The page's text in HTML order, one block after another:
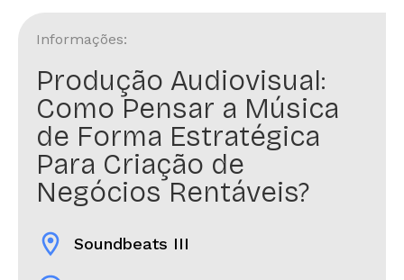
Informações:
Produção Audiovisual:
Como Pensar a Música
de Forma Estratégica
Para Criação de
Negócios Rentáveis?
location_on Soundbeats III